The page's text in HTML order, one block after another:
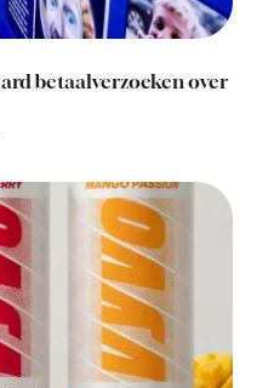
betaalverzoeken over